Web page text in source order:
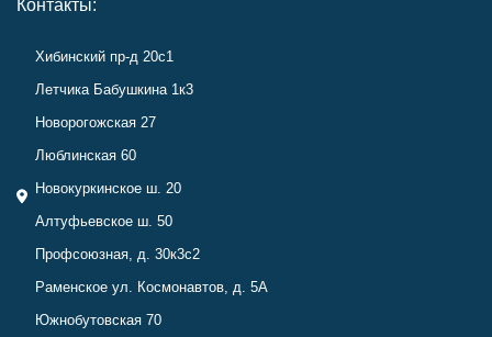
Контакты:
Хибинский пр-д 20с1
Летчика Бабушкина 1к3
Новорогожская 27
Люблинская 60
Новокуркинское ш. 20
Алтуфьевское ш. 50
Профсоюзная, д. 30к3с2
Раменское ул. Космонавтов, д. 5А
Южнобутовская 70